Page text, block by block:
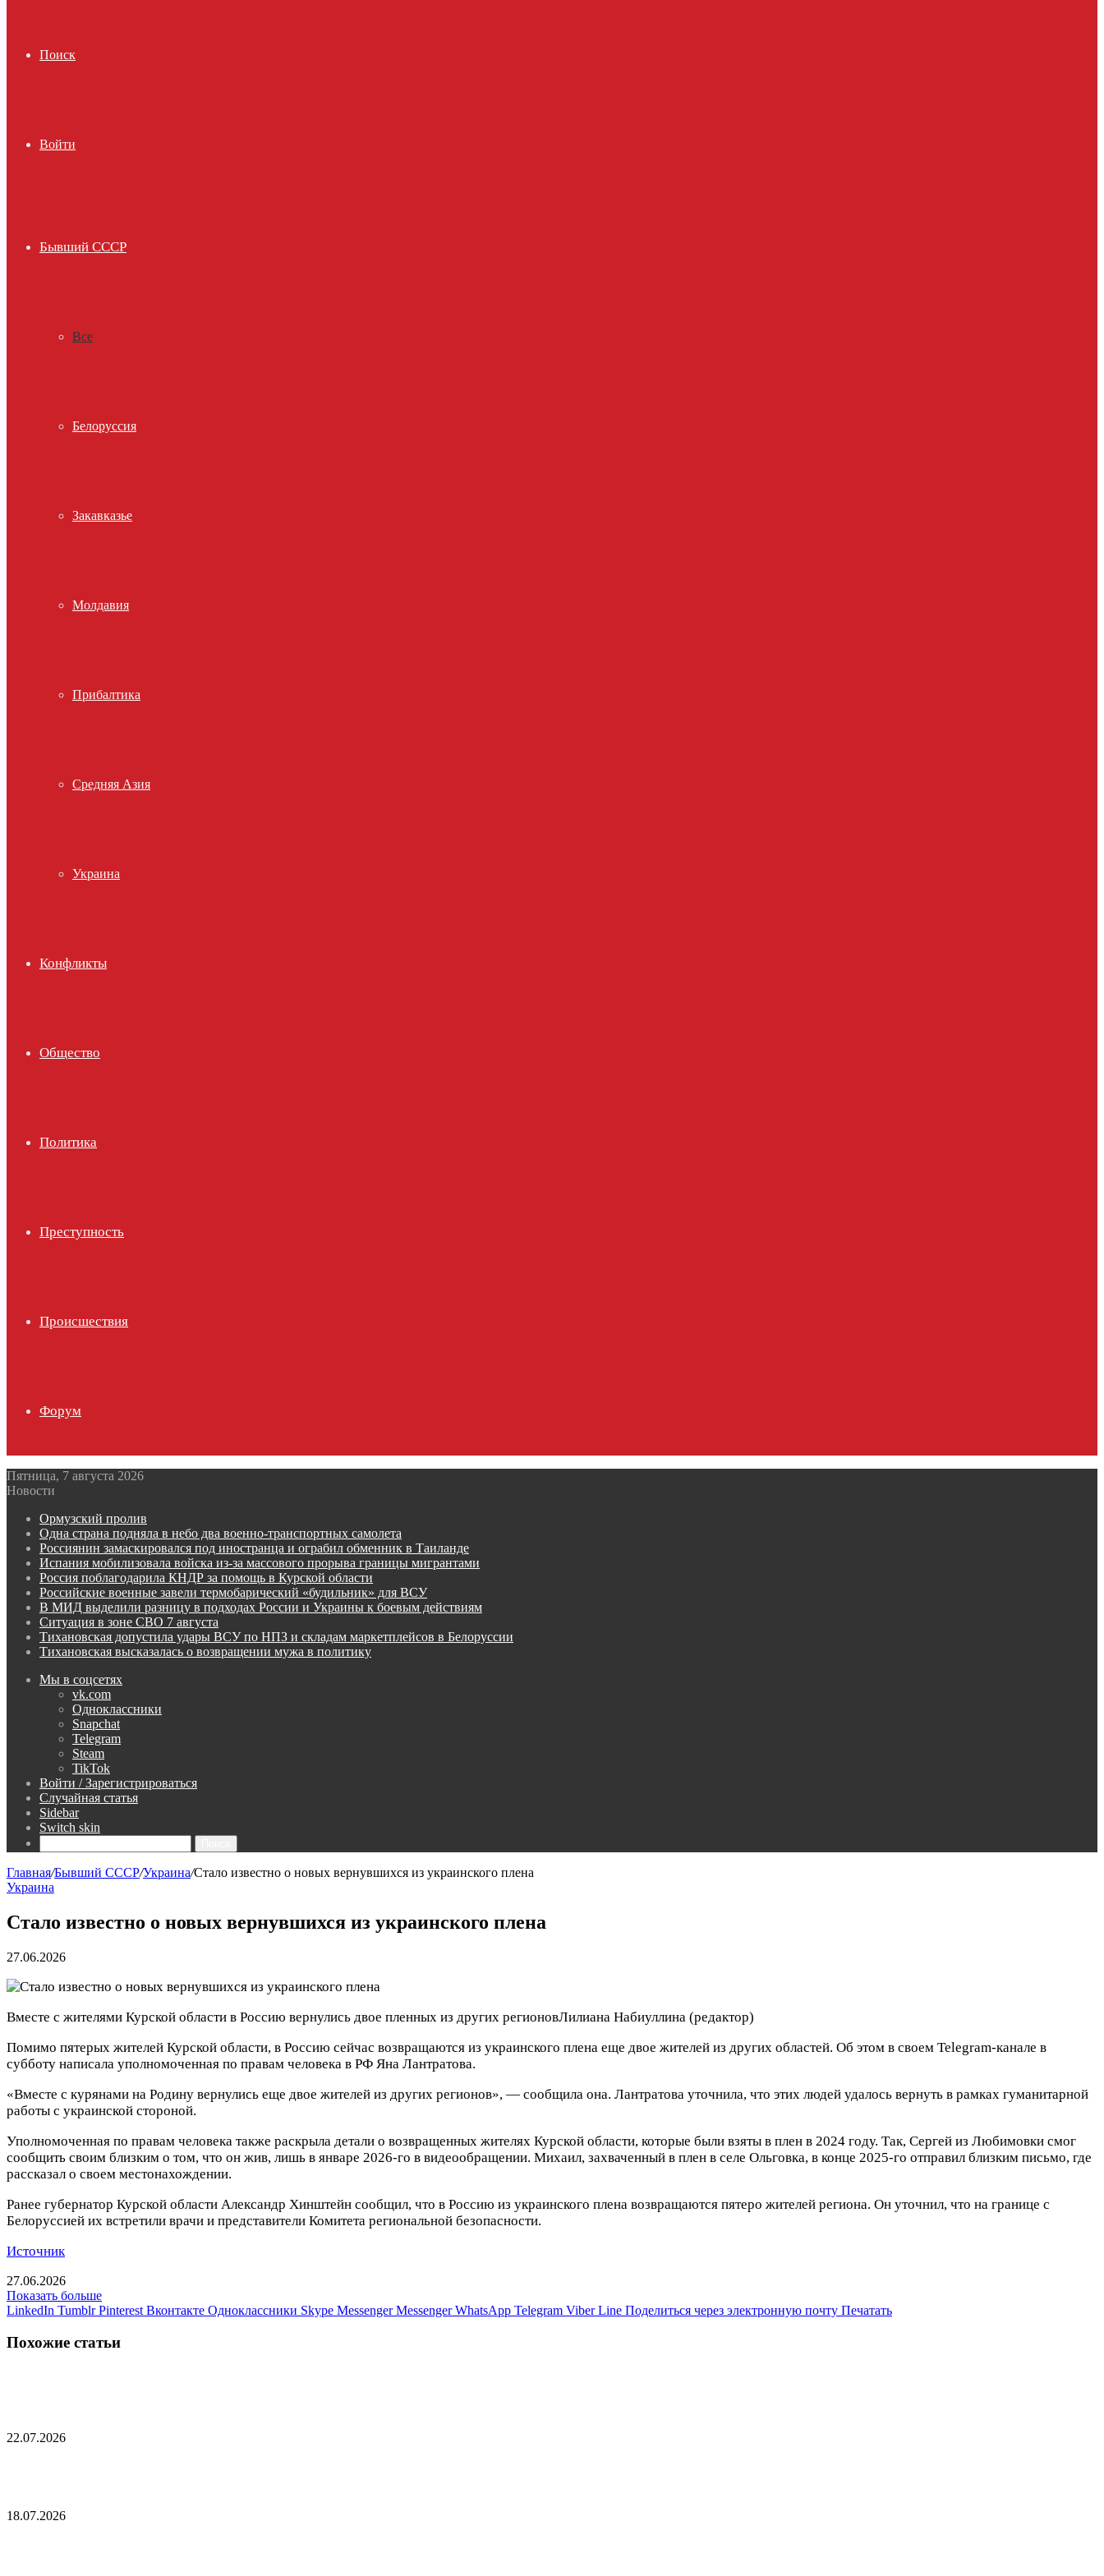
Поиск
Войти
Бывший СССР
Все
Белоруссия
Закавказье
Молдавия
Прибалтика
Средняя Азия
Украина
Конфликты
Общество
Политика
Преступность
Происшествия
Форум
Пятница, 7 августа 2026
Новости
Ормузский пролив
Одна страна подняла в небо два военно-транспортных самолета
Россиянин замаскировался под иностранца и ограбил обменник в Таиланде
Испания мобилизовала войска из-за массового прорыва границы мигрантами
Россия поблагодарила КНДР за помощь в Курской области
Российские военные завели термобарический «будильник» для ВСУ
В МИД выделили разницу в подходах России и Украины к боевым действиям
Ситуация в зоне СВО 7 августа
Тихановская допустила удары ВСУ по НПЗ и складам маркетплейсов в Белоруссии
Тихановская высказалась о возвращении мужа в политику
Мы в соцсетях
vk.com
Одноклассники
Snapchat
Telegram
Steam
TikTok
Войти / Зарегистрироваться
Случайная статья
Sidebar
Switch skin
Главная/Бывший СССР/Украина/Стало известно о новых вернувшихся из украинского плена
Украина
Стало известно о новых вернувшихся из украинского плена
27.06.2026
Вместе с жителями Курской области в Россию вернулись двое пленных из других регионовЛилиана Набиуллина (редактор)
Помимо пятерых жителей Курской области, в Россию сейчас возвращаются из украинского плена еще двое жителей из других областей. Об этом в своем Telegram-канале в
субботу написала уполномоченная по правам человека в РФ Яна Лантратова.
«Вместе с курянами на Родину вернулись еще двое жителей из других регионов», — сообщила она. Лантратова уточнила, что этих людей удалось вернуть в рамках гуманитарной
работы с украинской стороной.
Уполномоченная по правам человека также раскрыла детали о возвращенных жителях Курской области, которые были взяты в плен в 2024 году. Так, Сергей из Любимовки смог
сообщить своим близким о том, что он жив, лишь в январе 2026-го в видеообращении. Михаил, захваченный в плен в селе Ольговка, в конце 2025-го отправил близким письмо, где
рассказал о своем местонахождении.
Ранее губернатор Курской области Александр Хинштейн сообщил, что в Россию из украинского плена возвращаются пятеро жителей региона. Он уточнил, что на границе с
Белоруссией их встретили врачи и представители Комитета региональной безопасности.
Источник
27.06.2026
Показать больше
LinkedIn Tumblr Pinterest Вконтакте Одноклассники Skype Messenger Messenger WhatsApp Telegram Viber Line Поделиться через электронную почту Печатать
Похожие статьи
22.07.2026
18.07.2026